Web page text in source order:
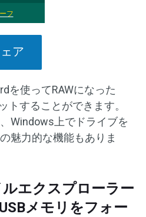
フ
ア
を使ってRAWになった
トすることができます。
Windows上でドライブを
魅力的な機能もありま
エクスプローラー
メモリをフォー